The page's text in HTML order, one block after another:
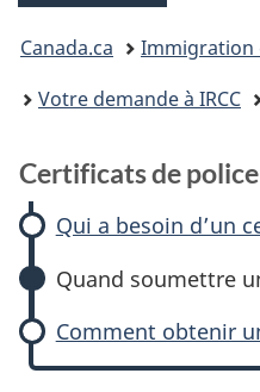
Vous
êtes
Canada.ca
Immigration
Votre demande à IRCC
Certificats de police
Qui a besoin d’un
Quand soumettre
Comment obtenir